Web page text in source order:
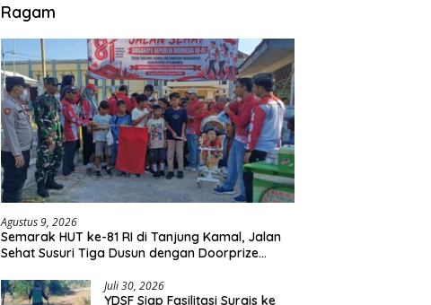
Ragam
Agustus 9, 2026
Semarak HUT ke-81 RI di Tanjung Kamal, Jalan
Sehat Susuri Tiga Dusun dengan Doorprize
Juli 30, 2026
YDSF Siap Fasilitasi Surais ke